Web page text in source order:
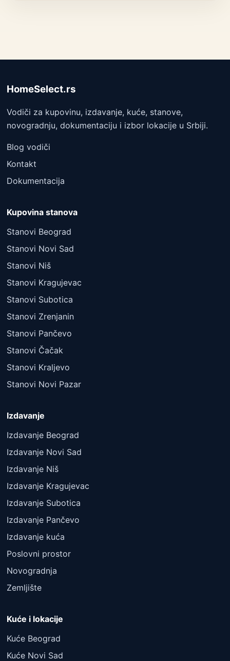
HomeSelect.rs
Vodiči za kupovinu, izdavanje, kuće, stanove,
novogradnju, dokumentaciju i izbor lokacije u Srbiji.
Blog vodiči
Kontakt
Dokumentacija
Kupovina stanova
Stanovi Beograd
Stanovi Novi Sad
Stanovi Niš
Stanovi Kragujevac
Stanovi Subotica
Stanovi Zrenjanin
Stanovi Pančevo
Stanovi Čačak
Stanovi Kraljevo
Stanovi Novi Pazar
Izdavanje
Izdavanje Beograd
Izdavanje Novi Sad
Izdavanje Niš
Izdavanje Kragujevac
Izdavanje Subotica
Izdavanje Pančevo
Izdavanje kuća
Poslovni prostor
Novogradnja
Zemljište
Kuće i lokacije
Kuće Beograd
Kuće Novi Sad